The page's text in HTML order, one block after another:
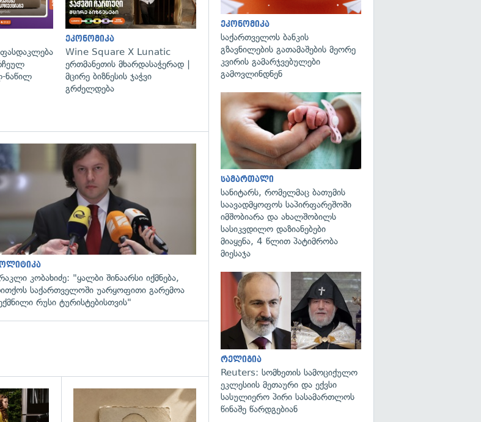
ნაწილ
ეკონომიკა
Wine Square X Lunatic
ერთმანეთის მხარდასაჭერად |
მცირე ბიზნესის ჯაჭვი
გრძელდება
გადახედვა
კობახიძე: "ყალბი შინაარსი იქმნება,
საქართველოში უარყოფითი გარემოა
რუსი ტურისტებისთვის"
ეკონომიკა
საქართველოს ბანკის
გზავნილების გათამაშების მეორე
კვირის გამარჯვებულები
გამოვლინდნენ
სამართალი
სანიტარს, რომელმაც ბათუმის
საავადმყოფოს საპირფარეშოში
იმშობიარა და ახალშობილს
სასიკვდილო დაზიანებები
მიაყენა, 4 წლით პატიმრობა
მიესაჯა
რელიგია
Reuters: სომხეთის სამოციქულო
ეკლესიის მეთაური და ექვსი
სასულიერო პირი სასამართლოს
წინაშე წარდგებიან